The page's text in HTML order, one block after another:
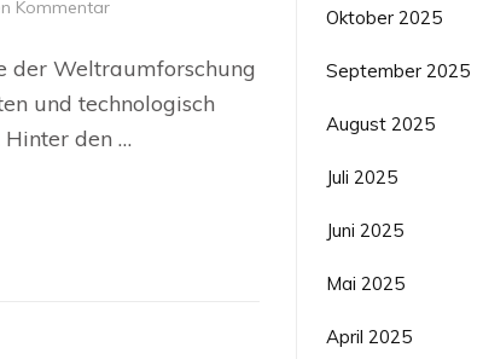
Kommentarzu
Pioniere
der
Weltraumforschung
und
der Weltraumforschung
und technologisch
Hinter den …
Oktober 2025
September 2025
August 2025
Juli 2025
Juni 2025
Mai 2025
April 2025